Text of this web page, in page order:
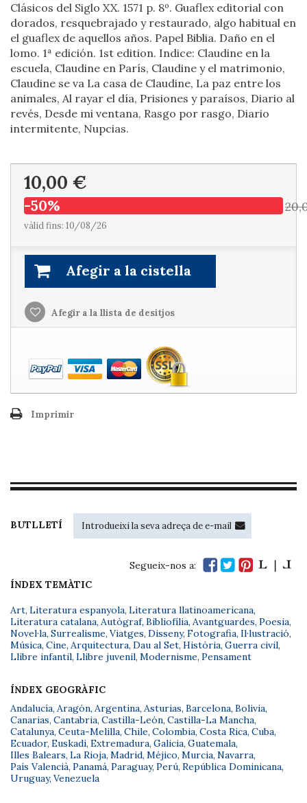
Clásicos del Siglo XX. 1571 p. 8º. Guaflex editorial con
dorados, resquebrajado y restaurado, algo habitual en
el guaflex de aquellos años. Papel Biblia. Daño en el
lomo. 1ª edición. 1st edition. Indice: Claudine en la
escuela, Claudine en París, Claudine y el matrimonio,
Claudine se va La casa de Claudine, La paz entre los
animales, Al rayar el día, Prisiones y paraísos, Diario al
revés, Desde mi ventana, Rasgo por rasgo, Diario
intermitente, Nupcias.
10,00 €
-50%
vàlid fins: 10/08/26
Afegir a la cistella
Afegir a la llista de desitjos
Imprimir
BUTLLETÍ
Segueix-nos a:
ÍNDEX TEMÀTIC
Art, Literatura espanyola, Literatura llatinoamericana,
Literatura catalana, Autògraf, Bibliofília, Avantguardes, Poesia,
Novel·la, Surrealisme, Viatges, Disseny, Fotografia, Il·lustració,
Música, Cine, Arquitectura, Dau al Set, Història, Guerra civil,
Llibre infantil, Llibre juvenil, Modernisme, Pensament
ÍNDEX GEOGRÀFIC
Andalucía, Aragón, Argentina, Asturias, Barcelona, Bolivia,
Canarias, Cantabria, Castilla-León, Castilla-La Mancha,
Catalunya, Ceuta-Melilla, Chile, Colombia, Costa Rica, Cuba,
Ecuador, Euskadi, Extremadura, Galicia, Guatemala,
Illes Balears, La Rioja, Madrid, Méjico, Murcia, Navarra,
País Valencià, Panamá, Paraguay, Perú, República Dominicana,
Uruguay, Venezuela